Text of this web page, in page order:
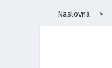
Naslovna >